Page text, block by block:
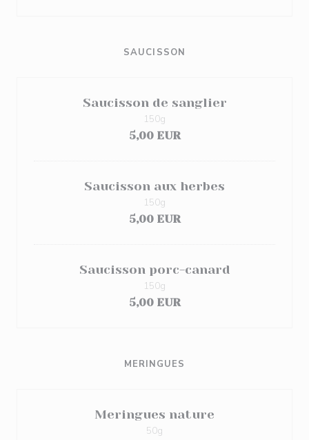
SAUCISSON
Saucisson de sanglier
150g
5,00 EUR
Saucisson aux herbes
150g
5,00 EUR
Saucisson porc-canard
150g
5,00 EUR
MERINGUES
Meringues nature
50g